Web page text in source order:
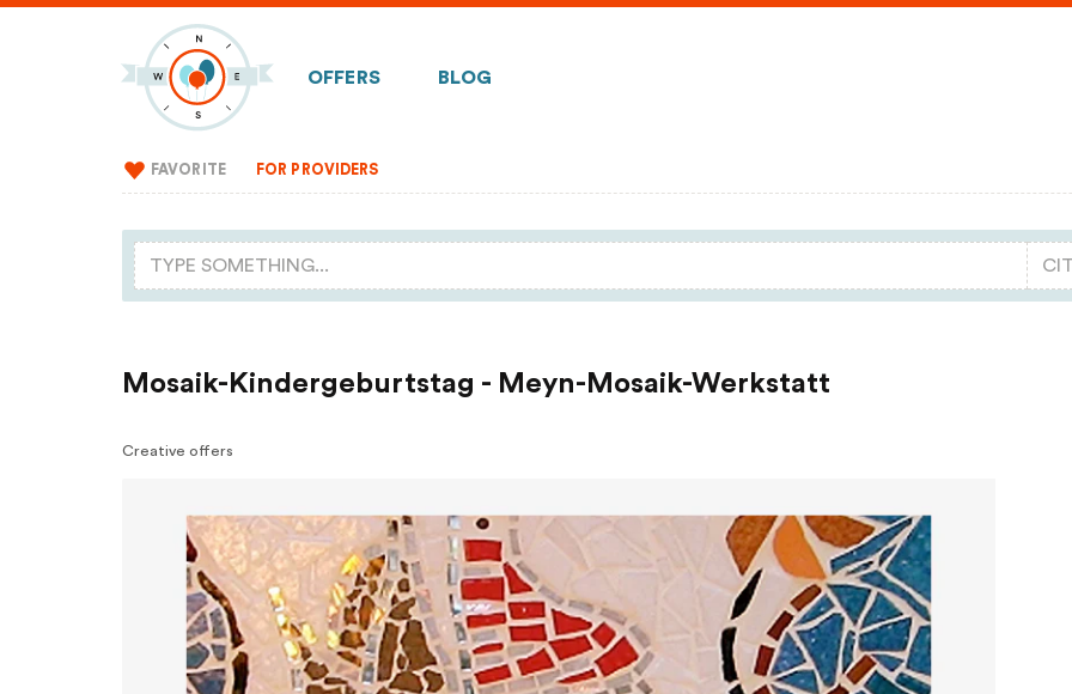
OFFERS BLOG
FAVORITE FOR PROVIDERS
Mosaik-Kindergeburtstag - Meyn-Mosaik-Werkstatt
Creative offers